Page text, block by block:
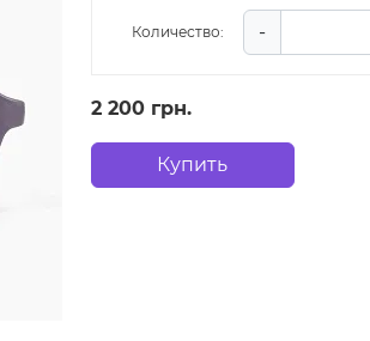
Количество: -
2 200 грн.
Купить